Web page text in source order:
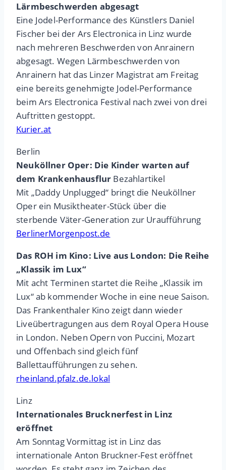
Lärmbeschwerden abgesagt
Eine Jodel-Performance des Künstlers Daniel
Fischer bei der Ars Electronica in Linz wurde
nach mehreren Beschwerden von Anrainern
abgesagt. Wegen Lärmbeschwerden von
Anrainern hat das Linzer Magistrat am Freitag
eine bereits genehmigte Jodel-Performance
beim Ars Electronica Festival nach zwei von drei
Auftritten gestoppt.
Kurier.at
Berlin
Neuköllner Oper: Die Kinder warten auf
dem Krankenhausflur Bezahlartikel
Mit „Daddy Unplugged“ bringt die Neuköllner
Oper ein Musiktheater-Stück über die
sterbende Väter-Generation zur Uraufführung
BerlinerMorgenpost.de
Das ROH im Kino: Live aus London: Die Reihe
„Klassik im Lux“
Mit acht Terminen startet die Reihe „Klassik im
Lux“ ab kommender Woche in eine neue Saison.
Das Frankenthaler Kino zeigt dann wieder
Liveübertragungen aus dem Royal Opera House
in London. Neben Opern von Puccini, Mozart
und Offenbach sind gleich fünf
Ballettaufführungen zu sehen.
rheinland.pfalz.de.lokal
Linz
Internationales Brucknerfest in Linz
eröffnet
Am Sonntag Vormittag ist in Linz das
internationale Anton Bruckner-Fest eröffnet